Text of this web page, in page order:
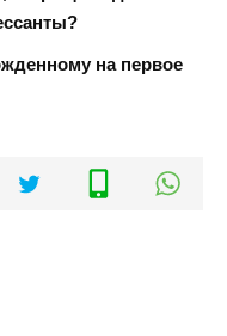
на первое